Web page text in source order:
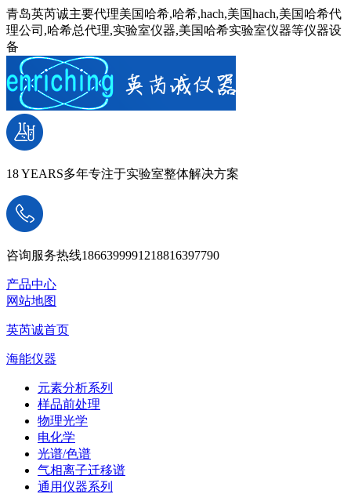
青岛英芮诚主要代理美国哈希,哈希,hach,美国hach,美国哈希代
理公司,哈希总代理,实验室仪器,美国哈希实验室仪器等仪器设
备
18 YEARS多年专注于实验室整体解决方案
咨询服务热线1866399991218816397790
产品中心
网站地图
英芮诚首页
海能仪器
元素分析系列
样品前处理
物理光学
电化学
光谱/色谱
气相离子迁移谱
通用仪器系列